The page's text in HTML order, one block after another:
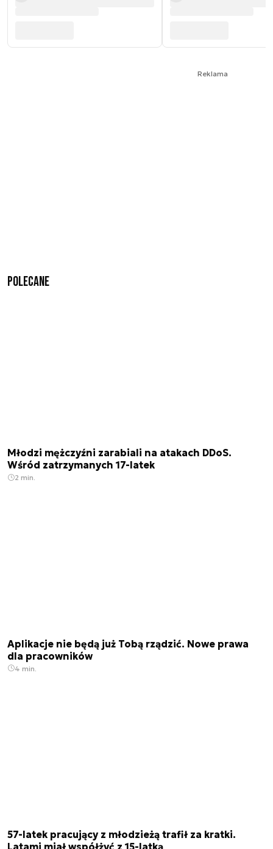
Reklama
Polecane
Młodzi mężczyźni zarabiali na atakach DDoS.
Wśród zatrzymanych 17-latek
2 min.
Aplikacje nie będą już Tobą rządzić. Nowe prawa
dla pracowników
4 min.
57-latek pracujący z młodzieżą trafił za kratki.